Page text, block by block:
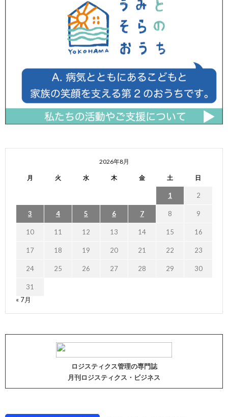
2026年8月
月 火 水 木 金 土 日
1 2
3 4 5 6 7 8 9
10 11 12 13 14 15 16
17 18 19 20 21 22 23
24 25 26 27 28 29 30
31
« 7月
ロジスティクス管理の専門誌
月刊ロジスティクス・ビジネス